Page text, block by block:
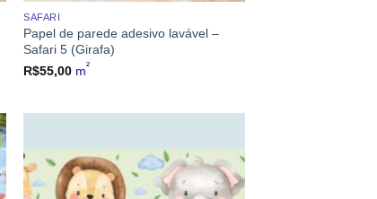
SAFARI
Papel de parede adesivo lavável –
Safari 5 (Girafa)
R$55,00 m²